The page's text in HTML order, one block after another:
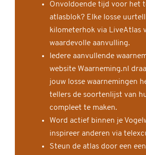
Onvoldoende tijd voor het
atlasblok? Elke losse
kilometerhok via LiveAtlas
waardevolle aanvulling.
Iedere aanvullende
website Waarneming.nl
jouw losse waarnemingen
tellers de soortenlijst van
compleet te maken.
Word actief binnen je
inspireer anderen via
Steun de atlas door een